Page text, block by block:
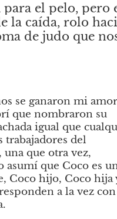
el pelo, pero
la caída, rolo
de judo que
se ganaron mi amor
que nombraron su
igual que
trabajadores del
que otra vez,
asumí que Coco es
Coco hijo, Coco hija
a la vez con